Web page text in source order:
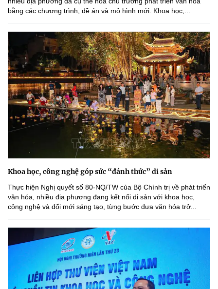
bằng các chương trình, đề án và mô hình mới. Khoa học,...
Khoa học, công nghệ góp sức “đánh thức” di sản
Thực hiện Nghị quyết số 80-NQ/TW của Bộ Chính trị về phát triển
văn hóa, nhiều địa phương đang kết nối di sản với khoa học,
công nghệ và đổi mới sáng tạo, từng bước đưa văn hóa trở...